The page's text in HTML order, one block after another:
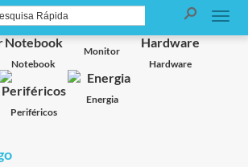
Caixa de Som
Notebook
Monitor
Hardware
Periféricos
Energia